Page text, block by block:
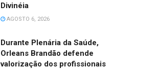
Divinéia
AGOSTO 6, 2026
Durante Plenária da Saúde,
Orleans Brandão defende
valorização dos profissionais